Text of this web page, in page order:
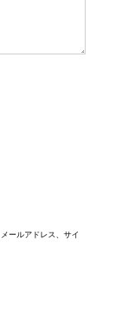
ールアドレス、サイ